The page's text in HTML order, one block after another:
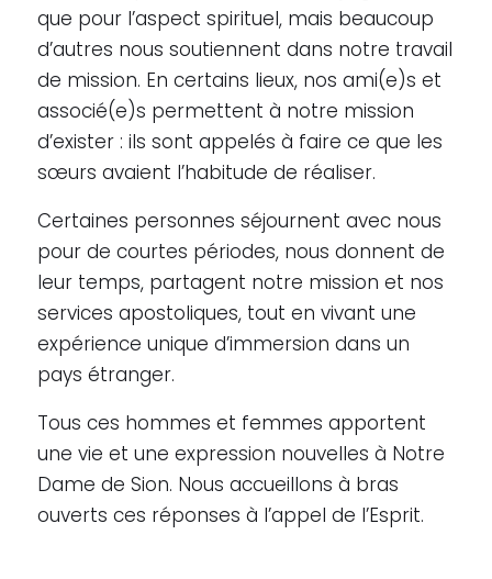
que pour l’aspect spirituel, mais beaucoup
d’autres nous soutiennent dans notre travail
de mission. En certains lieux, nos ami(e)s et
associé(e)s permettent à notre mission
d’exister : ils sont appelés à faire ce que les
sœurs avaient l’habitude de réaliser.
Certaines personnes séjournent avec nous
pour de courtes périodes, nous donnent de
leur temps, partagent notre mission et nos
services apostoliques, tout en vivant une
expérience unique d’immersion dans un
pays étranger.
Tous ces hommes et femmes apportent
une vie et une expression nouvelles à Notre
Dame de Sion. Nous accueillons à bras
ouverts ces réponses à l’appel de l’Esprit.